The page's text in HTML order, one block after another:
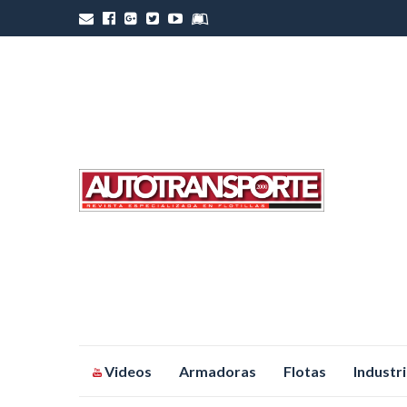
Videos Armadoras Flotas